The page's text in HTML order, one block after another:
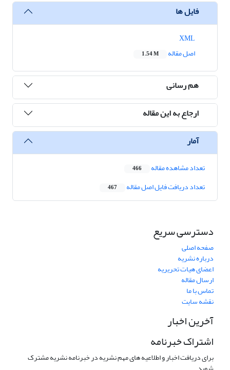
فایل ها
اصل مقاله
1.54 M
هم رسانی
ارجاع به این مقاله
آمار
تعداد مشاهده مقاله 466
تعداد دریافت فایل اصل مقاله 467
دسترسی سریع
صفحه اصلی
درباره نشریه
اعضای هیات تحریریه
ارسال مقاله
تماس با ما
نقشه سایت
آخرین اخبار
اشتراک خبرنامه
برای دریافت اخبار و اطلاعیه های مهم نشریه در خبرنامه نشریه مشترک